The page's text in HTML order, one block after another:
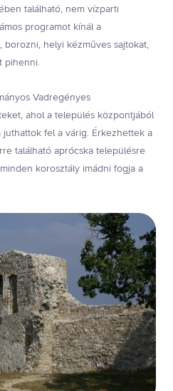
található, nem vízparti
programot kínál a
helyi kézműves sajtokat,
pihenni.
Vadregényes
ahol a település központjából
fel a várig. Érkezhettek a
található aprócska településre
korosztály imádni fogja a